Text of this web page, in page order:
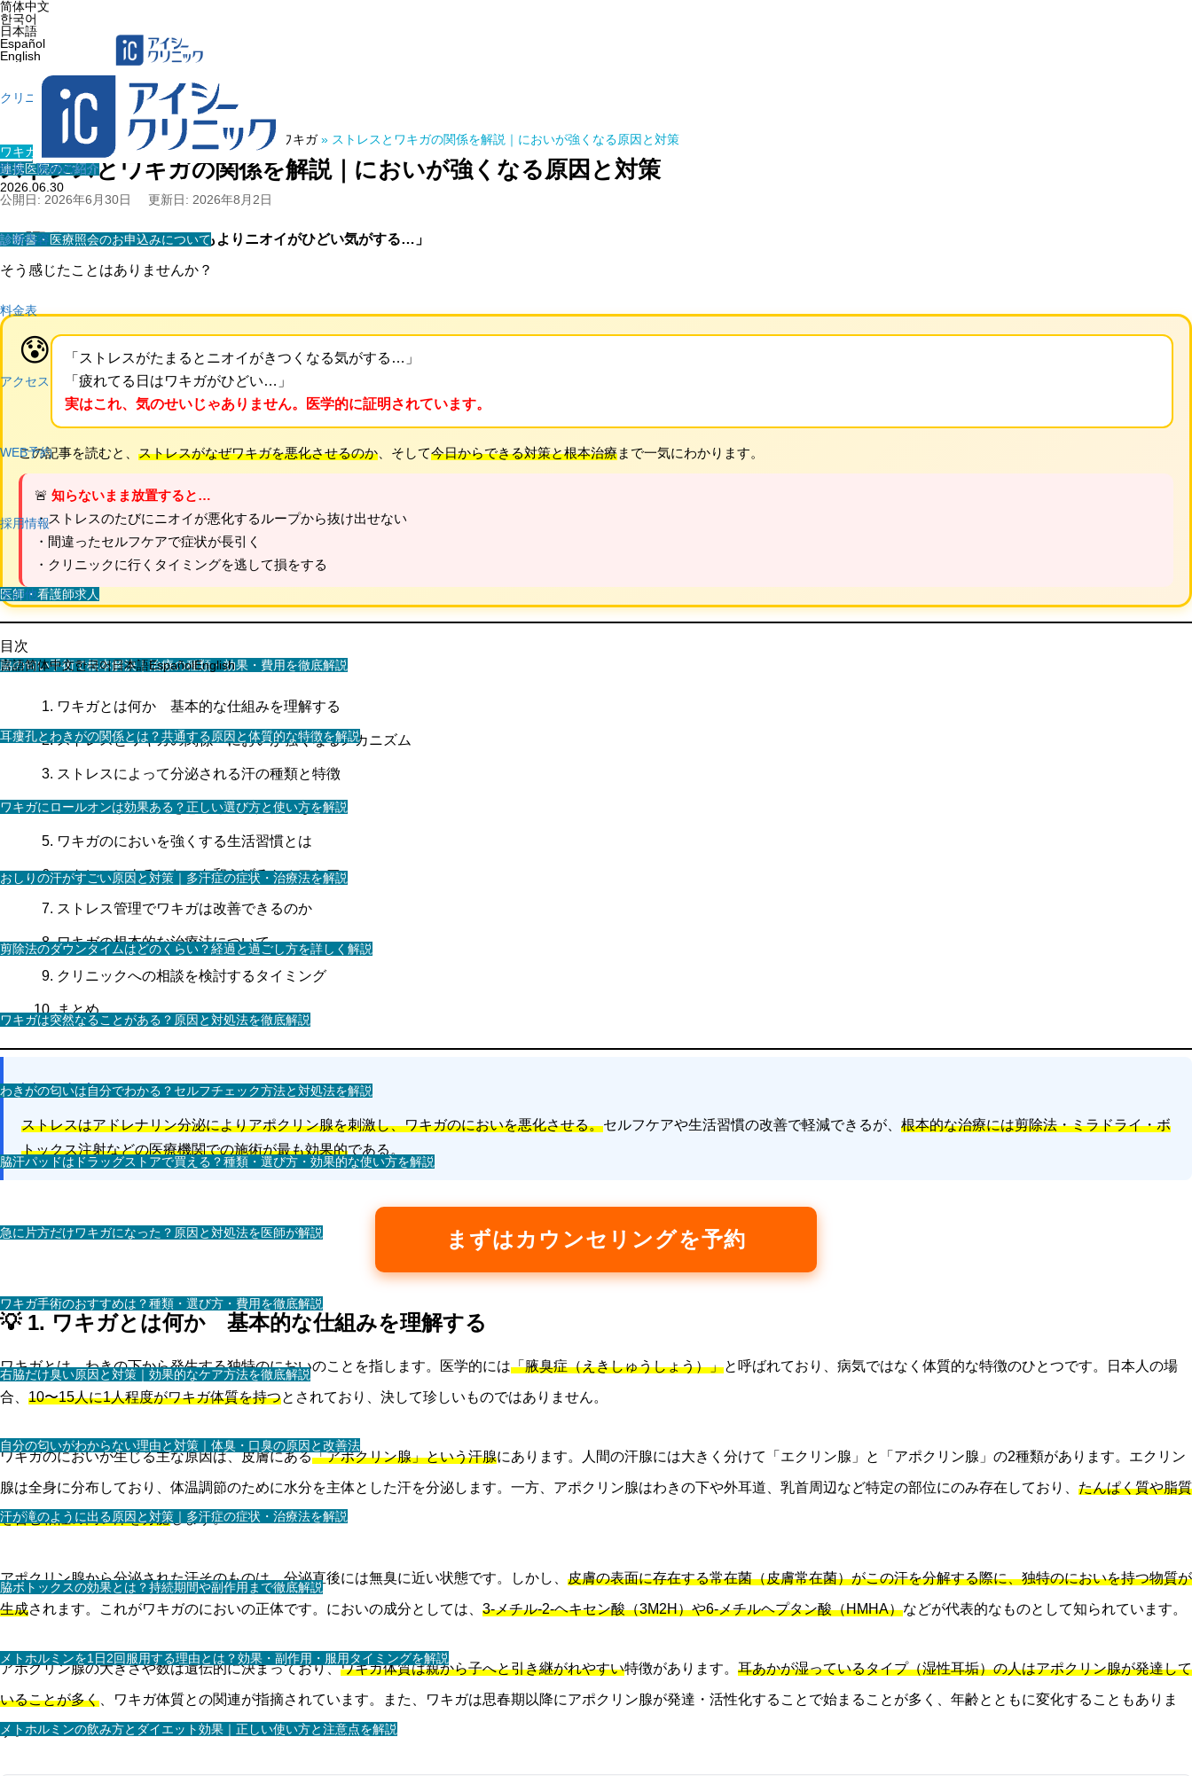
简体中文
한국어
日本語
Español
English
クリニック紹介
連携医院のご紹介
診断書・医療照会のお申込みについて
院長・医師の紹介
診療内容
料金表
アクセス
WEB予約
採用情報
医師・看護師求人
スタッフ求人
その他
脇の匂い手術で根本解決｜治療の種類・効果・費用を徹底解説
耳瘻孔とわきがの関係とは？共通する原因と体質的な特徴を解説
ワキガにロールオンは効果ある？正しい選び方と使い方を解説
おしりの汗がすごい原因と対策｜多汗症の症状・治療法を解説
剪除法のダウンタイムはどのくらい？経過と過ごし方を詳しく解説
ワキガは突然なることがある？原因と対処法を徹底解説
わきがの匂いは自分でわかる？セルフチェック方法と対処法を解説
脇汗パッドはドラッグストアで買える？種類・選び方・効果的な使い方を解説
急に片方だけワキガになった？原因と対処法を医師が解説
ワキガ手術のおすすめは？種類・選び方・費用を徹底解説
右脇だけ臭い原因と対策｜効果的なケア方法を徹底解説
自分の匂いがわからない理由と対策｜体臭・口臭の原因と改善法
汗が滝のように出る原因と対策｜多汗症の症状・治療法を解説
脇ボトックスの効果とは？持続期間や副作用まで徹底解説
メトホルミンを1日2回服用する理由とは？効果・副作用・服用タイミングを解説
メトホルミンの飲み方とダイエット効果｜正しい使い方と注意点を解説
言語简体中文한국어日本語EspañolEnglish
ホーム 医療コラム » ワキガ» ストレスとワキガの関係を解説｜においが強くなる原因と対策
ワキガ・多汗症
ストレスとワキガの関係を解説｜においが強くなる原因と対策
2026.06.30
公開日: 2026年6月30日
更新日: 2026年8月2日
💬「緊張したとき、なんかいつもよりニオイがひどい気がする…」
そう感じたことはありませんか？
😰
「ストレスがたまるとニオイがきつくなる気がする…」
「疲れてる日はワキガがひどい…」
実はこれ、気のせいじゃありません。医学的に証明されています。
この記事を読むと、 ストレスがなぜワキガを悪化させるのか 、そして今日からできる対策と根本治療まで一気にわかります。
🚨 知らないまま放置すると…
・ストレスのたびにニオイが悪化するループから抜け出せない
・間違ったセルフケアで症状が長引く
・クリニックに行くタイミングを逃して損をする
目次
ワキガとは何か 基本的な仕組みを理解する
ストレスとワキガの関係 においが強くなるメカニズム
ストレスによって分泌される汗の種類と特徴
ストレスがワキガを悪化させる具体的な理由
ワキガのにおいを強くする生活習慣とは
ストレスによるにおいを和らげるセルフケア
ストレス管理でワキガは改善できるのか
ワキガの根本的な治療法について
クリニックへの相談を検討するタイミング
まとめ
💡 この記事のポイント
ストレスはアドレナリン分泌によりアポクリン腺を刺激し、ワキガのにおいを悪化させる。セルフケアや生活習慣の改善で軽減できるが、 根本的な治療には剪除法・ミラドライ・ボ
トックス注射などの医療機関での施術が最も効果的である。
まずはカウンセリングを予約
💡 1. ワキガとは何か 基本的な仕組みを理解する
ワキガとは、わきの下から発生する独特のにおいのことを指します。医学的には「腋臭症（えきしゅうしょう）」と呼ばれており、病気ではなく体質的な特徴のひとつです。日本人の場
合、 10〜15人に1人程度がワキガ体質を持つとされており、決して珍しいものではありません。
ワキガのにおいが生じる主な原因は、皮膚にある「アポクリン腺」という汗腺にあります。人間の汗腺には大きく分けて「エクリン腺」と「アポクリン腺」の2種類があります。エクリン
腺は全身に分布しており、体温調節のために水分を主体とした汗を分泌します。一方、アポクリン腺はわきの下や外耳道、乳首周辺など特定の部位にのみ存在しており、 たんぱく質や脂質
を含む粘性の高い汗を分泌します。
アポクリン腺から分泌された汗そのものは、分泌直後には無臭に近い状態です。しかし、 皮膚の表面に存在する常在菌（皮膚常在菌）がこの汗を分解する際に、独特のにおいを持つ物質が
生成されます。これがワキガのにおいの正体です。においの成分としては、 3-メチル-2-ヘキセン酸（3M2H）や6-メチルヘプタン酸（HMHA）などが代表的なものとして知られています。
アポクリン腺の大きさや数は遺伝的に決まっており、ワキガ体質は親から子へと引き継がれやすい特徴があります。 耳あかが湿っているタイプ（湿性耳垢）の人はアポクリン腺が発達して
いることが多く 、ワキガ体質との関連が指摘されています。また、ワキガは思春期以降にアポクリン腺が発達・活性化することで始まることが多く、年齢とともに変化することもありま
す。